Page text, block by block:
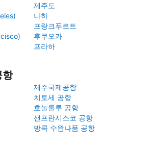
제주도
나하
프랑크푸르트
후쿠오카
프라하
항
제주국제공항
치토세 공항
호놀룰루 공항
샌프란시스코 공항
방콕 수완나품 공항